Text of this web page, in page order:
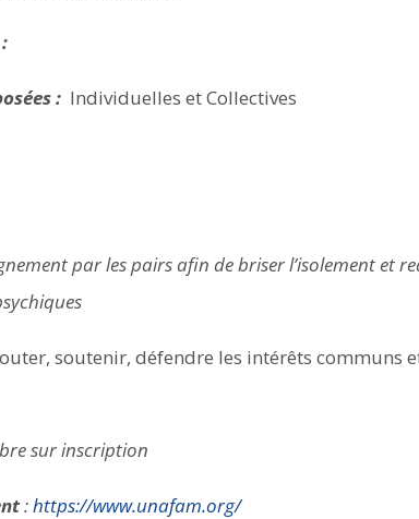
: Individuelles et Collectives
par les pairs afin de briser l’isolement et
soutenir, défendre les intérêts communs
sur inscription
:https://www.unafam.org/